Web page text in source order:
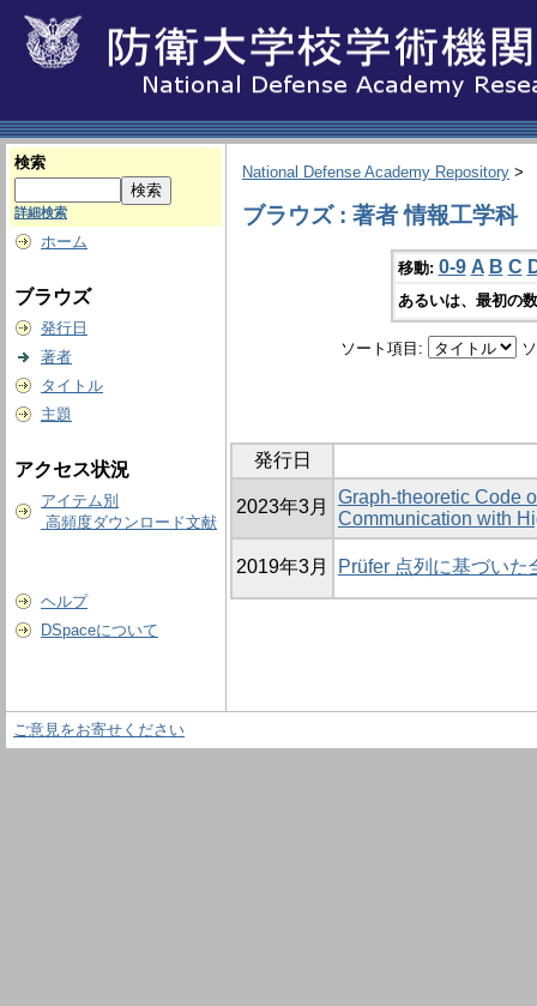
検索
詳細検索
ホーム
ブラウズ
発行日
著者
タイトル
主題
アクセス状況
アイテム別
高頻度ダウンロード文献
ヘルプ
DSpaceについて
National Defense Academy Repository >
ブラウズ : 著者 情報工学科
移動: 0-9 A B C
あるいは、最初の
ソート項目:
発行日
2023年3月
Graph-theoretic Code
Communication with
2019年3月 Prüfer 点列に基づい
ご意見をお寄せください